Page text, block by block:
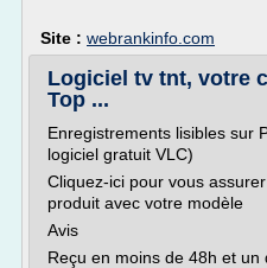
Site : webrankinfo.com
Logiciel tv tnt, votre
Top ...
Enregistrements lisibles sur
logiciel gratuit VLC)
Cliquez-ici pour vous
produit avec votre modèle
Avis
Reçu en moins de 48h et